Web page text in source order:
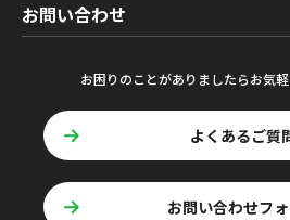
お問い合わせ
お困りのことがありましたらお気軽
よくあるご質
お問い合わせフ